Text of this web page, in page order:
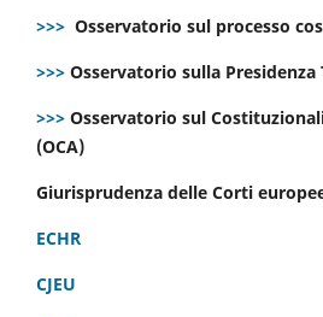
>>> Osservatorio sul processo
>>> Osservatorio sulla Presidenza
>>> Osservatorio sul
(OCA)
Giurisprudenza delle Corti
ECHR
CJEU